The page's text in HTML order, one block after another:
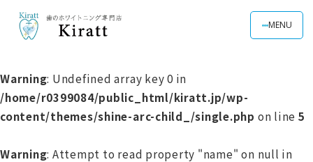
MENU
Warning: Undefined array key 0 in
/home/r0399084/public_html/kiratt.jp/wp-
content/themes/shine-arc-child_/single.php on line 5
Warning: Attempt to read property "name" on null in